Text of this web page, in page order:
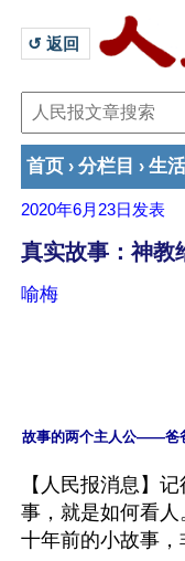
↺ 返回
首页 › 分栏目 › 生活
2020年6月23日 发表
真实故事：神教
喻梅
【人民报消息】
事，就是如何看
十年前的小故事，